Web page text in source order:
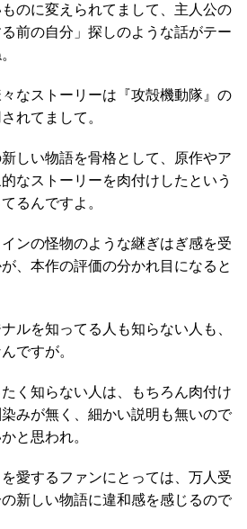
のに変えられてまして、主人公の
前の自分」探しのような話がテー
なストーリーは『攻殻機動隊』の
れてまして。
しい物語を骨格として、原作やア
なストーリーを肉付けしたという
るんですよ。
ンの怪物のような継ぎはぎ感を受
、本作の評価の分かれ目になると
ルを知ってる人も知らない人も、
ですが。
たく知らない人は、もちろん肉付け
みが無く、細かい説明も無いので
と思われ。
愛するファンにとっては、万人受
新しい物語に違和感を感じるので